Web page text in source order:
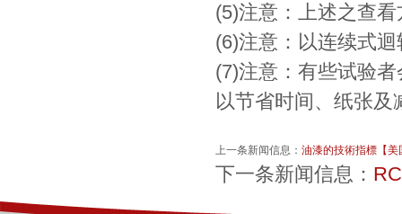
(5)注意：上述之查
(6)注意：以连续式
(7)注意：有些试验
以节省时间、纸张及
上一条新闻信息： 油漆的技術指標【
下一条新闻信息：